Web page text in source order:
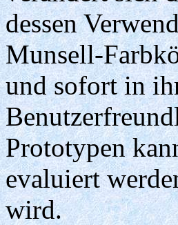
dessen
Munsell-
und sofort in
Prototypen
evaluiert
wird.